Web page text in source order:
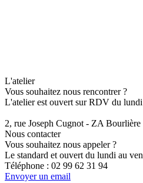
L'atelier
Vous souhaitez nous rencontrer ?
L'atelier est ouvert sur RDV du
2, rue Joseph Cugnot - ZA
Nous contacter
Vous souhaitez nous appeler ?
Le standard et ouvert du lundi au
Téléphone : 02 99 62 31 94
Envoyer un email